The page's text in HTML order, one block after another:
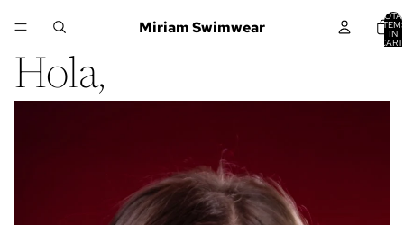
Miriam Swimwear IN
Hola,